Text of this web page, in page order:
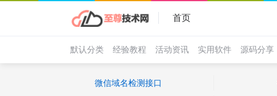
首页
默认分类 经验教程 活动资讯 实用软件 源码分享
微信域名检测接口